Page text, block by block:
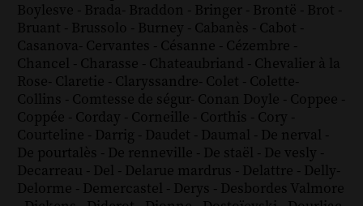
Boylesve - Brada- Braddon - Bringer - Brontë - Brot -
Bruant - Brussolo - Burney - Cabanès - Cabot -
Casanova- Cervantes - Césanne - Cézembre -
Chancel - Charasse - Chateaubriand - Chevalier à la
Rose- Claretie - Claryssandre- Colet - Colette-
Collins - Comtesse de ségur- Conan Doyle - Coppee -
Coppée - Corday - Corneille - Corthis - Cory -
Courteline - Darrig - Daudet - Daumal - De nerval -
De pourtalès - De renneville - De staël - De vesly -
Decarreau - Del - Delarue mardrus - Delattre - Delly-
Delorme - Demercastel - Derys - Desbordes Valmore